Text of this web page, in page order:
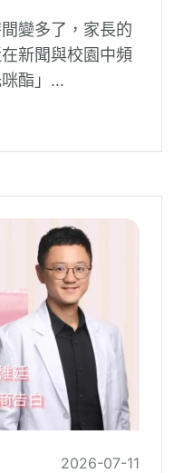
變多了，家長的
新聞與校園中頻
酯」
2026-07-11